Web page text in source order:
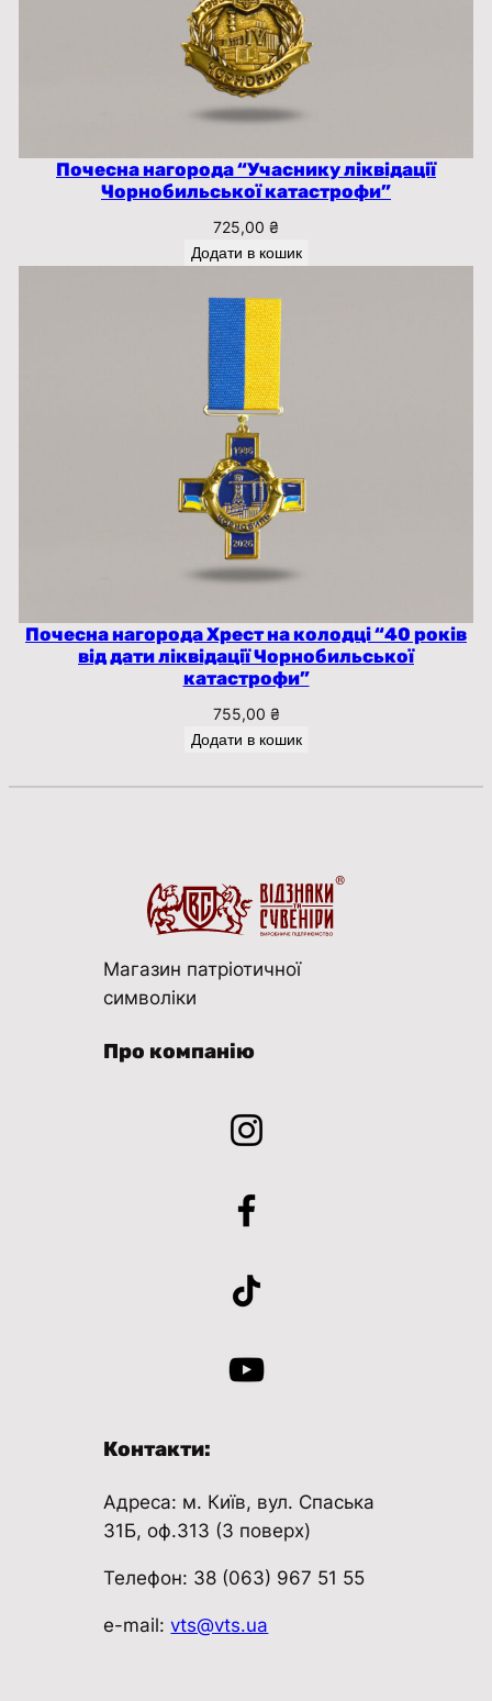
Почесна нагорода “Учаснику ліквідації
Чорнобильської катастрофи”
725,00 ₴
Додати в кошик
Почесна нагорода Хрест на колодці “40 років
від дати ліквідації Чорнобильської
катастрофи”
755,00 ₴
Додати в кошик
Магазин патріотичної
символіки
Про компанію
Контакти:
Адреса: м. Київ, вул. Спаська
31Б, оф.313 (3 поверх)
Телефон: 38 (063) 967 51 55
e-mail:vts@vts.ua